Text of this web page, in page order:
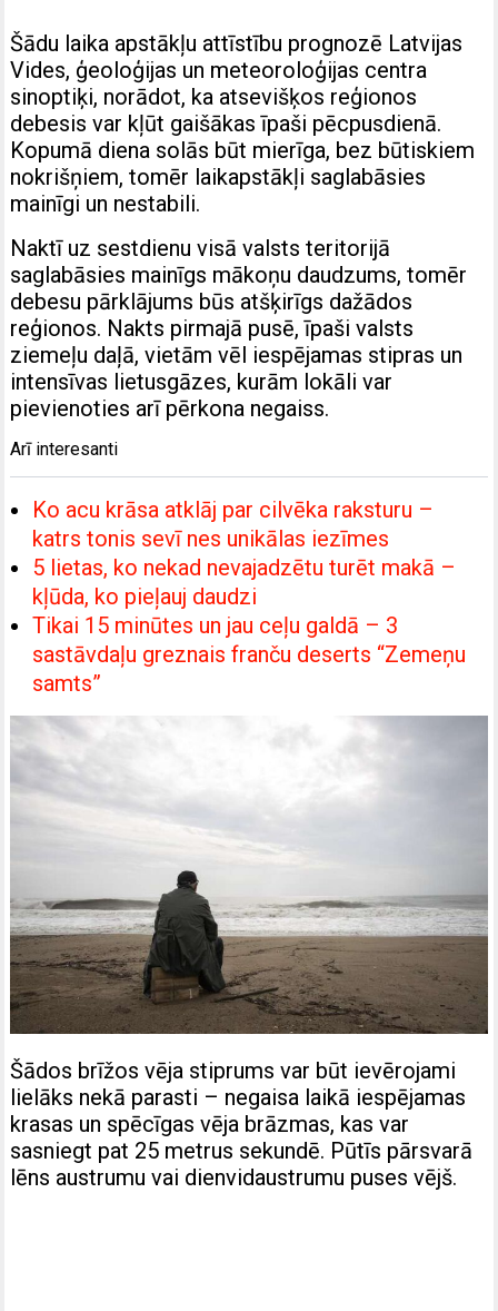
Šādu laika apstākļu attīstību prognozē Latvijas
Vides, ģeoloģijas un meteoroloģijas centra
sinoptiķi, norādot, ka atsevišķos reģionos
debesis var kļūt gaišākas īpaši pēcpusdienā.
Kopumā diena solās būt mierīga, bez būtiskiem
nokrišņiem, tomēr laikapstākļi saglabāsies
mainīgi un nestabili.
Naktī uz sestdienu visā valsts teritorijā
saglabāsies mainīgs mākoņu daudzums, tomēr
debesu pārklājums būs atšķirīgs dažādos
reģionos. Nakts pirmajā pusē, īpaši valsts
ziemeļu daļā, vietām vēl iespējamas stipras un
intensīvas lietusgāzes, kurām lokāli var
pievienoties arī pērkona negaiss.
Arī interesanti
Ko acu krāsa atklāj par cilvēka raksturu –
katrs tonis sevī nes unikālas iezīmes
5 lietas, ko nekad nevajadzētu turēt makā –
kļūda, ko pieļauj daudzi
Tikai 15 minūtes un jau ceļu galdā – 3
sastāvdaļu greznais franču deserts “Zemeņu
samts”
Šādos brīžos vēja stiprums var būt ievērojami
lielāks nekā parasti – negaisa laikā iespējamas
krasas un spēcīgas vēja brāzmas, kas var
sasniegt pat 25 metrus sekundē. Pūtīs pārsvarā
lēns austrumu vai dienvidaustrumu puses vējš.